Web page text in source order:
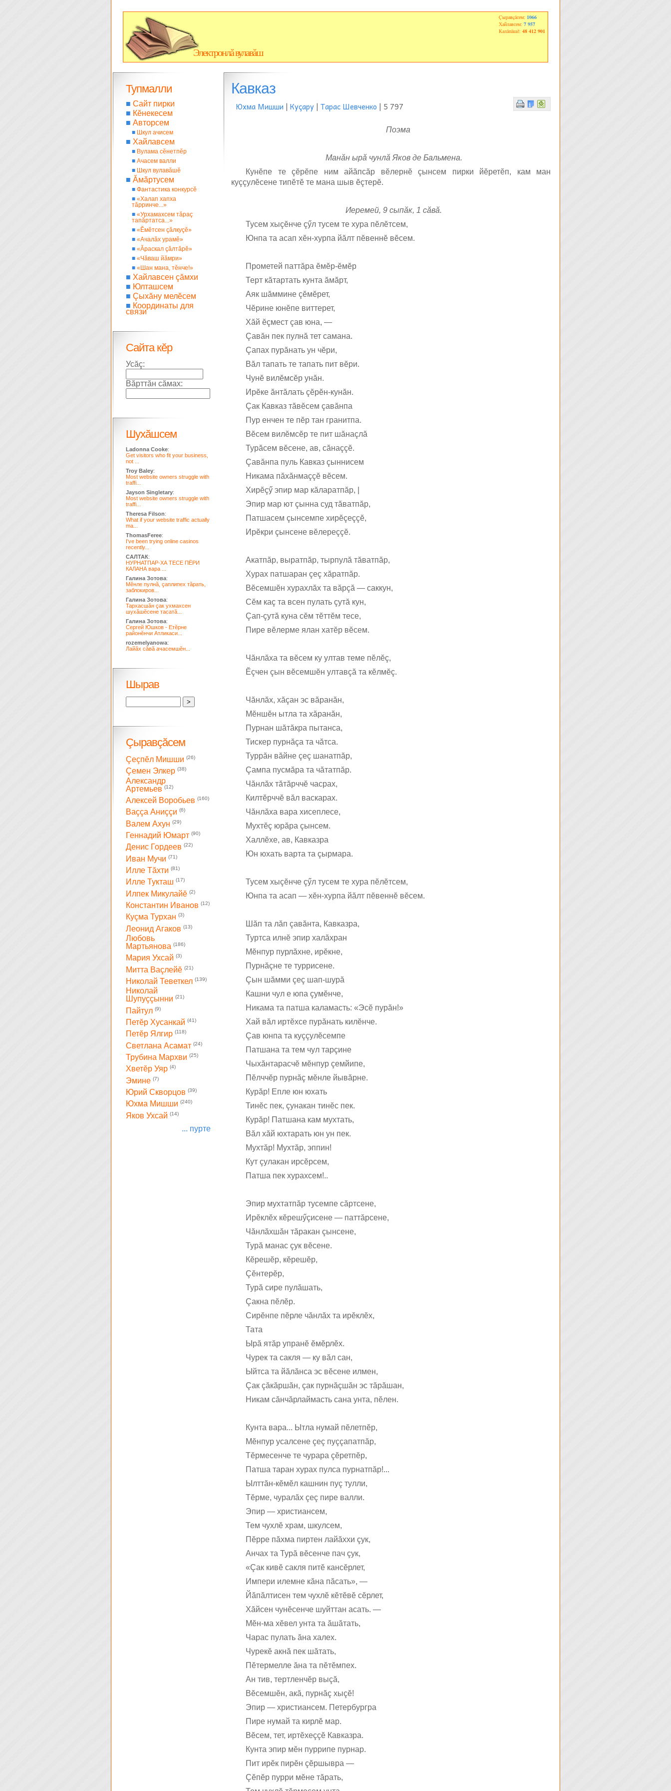
Электронлă вулавăш
Çыравçăсем: 1066
Хайлавсем: 7 957
Калăпăшĕ: 48 412 901
Кавказ
Юхма Мишши | Куçару | Тарас Шевченко | 5 797
Поэма
Манăн ырă чунлă Яков де Бальмена.
Кунĕпе те çĕрĕпе ним айăпсăр вĕлернĕ çынсем пирки йĕретĕп, кам ман
куççулĕсене типĕтĕ те мана шыв ĕçтерĕ.
Иеремей, 9 сыпăк, 1 сăвă.
Тусем хыçĕнче çӳл тусем те хура пĕлĕтсем,
Юнпа та асап хĕн-хурпа йăлт пĕвеннĕ вĕсем.
Прометей паттăра ĕмĕр-ĕмĕр
Терт кăтартать кунта ăмăрт,
Аяк шăммине çĕмĕрет,
Чĕрине юнĕпе виттерет,
Хăй ĕçмест çав юна, —
Çавăн пек пулнă тет самана.
Çапах пурăнать ун чĕри,
Вăл тапать те тапать пит вĕри.
Чунĕ вилĕмсĕр унăн.
Ирĕке ăнтăлать çĕрĕн-кунăн.
Çак Кавказ тăвĕсем çавăнпа
Пур енчен те пĕр тан гранитпа.
Вĕсем вилĕмсĕр те пит шăнаçлă
Турăсем вĕсене, ав, сăнаççĕ.
Çавăнпа пуль Кавказ çыннисем
Никама пăхăнмаççĕ вĕсем.
Хирĕçӳ эпир мар кăларатпăр, |
Эпир мар ют çынна суд тăватпăр,
Патшасем çынсемпе хирĕçеççĕ,
Ирĕкри çынсене вĕлереççĕ.
Акатпăр, выратпăр, тырпулă тăватпăр,
Хурах патшаран çеç хăратпăр.
Вĕсемшĕн хурахлăх та вăрçă — саккун,
Сĕм каç та всен пулать çутă кун,
Çап-çутă куна сĕм тĕттĕм тесе,
Пире вĕлерме ялан хатĕр вĕсем.
Чăнлăха та вĕсем ку ултав теме пĕлĕç,
Ĕçчен çын вĕсемшĕн ултавçă та кĕлмĕç.
Чăнлăх, хăçан эс вăранăн,
Мĕншĕн ытла та хăранăн,
Пурнан шăтăкра пытанса,
Тискер пурнăçа та чăтса.
Туррăн вăйне çеç шанатпăр,
Çампа пусмăра та чăтатпăр.
Чăнлăх тăтăрччĕ часрах,
Килтĕрччĕ вăл васкарах.
Чăнлăха вара хисеплесе,
Мухтĕç юрăра çынсем.
Халлĕхе, ав, Кавказра
Юн юхать варта та çырмара.
Тусем хыçĕнче çӳл тусем те хура пĕлĕтсем,
Юнпа та асап — хĕн-хурпа йăлт пĕвеннĕ вĕсем.
Шăп та лăп çавăнта, Кавказра,
Туртса илнĕ эпир халăхран
Мĕнпур пурлăхне, ирĕкне,
Пурнăçне те туррисене.
Çын шăмми çеç шап-шурă
Кашни чул е юпа çумĕнче,
Никама та патша каламасть: «Эсĕ пурăн!»
Хай вăл иртĕхсе пурăнать килĕнче.
Çав юнпа та куççулĕсемпе
Патшана та тем чул тарçине
Чыхăнтарасчĕ мĕнпур çемйипе,
Пĕлччĕр пурнăç мĕнле йывăрне.
Курăр! Епле юн юхать
Тинĕс пек, çунакан тинĕс пек.
Курăр! Патшана кам мухтать,
Вăл хăй юхтарать юн ун пек.
Мухтăр! Мухтăр, эппин!
Кут çулакан ирсĕрсем,
Патша пек хурахсем!..
Эпир мухтатпăр тусемпе сăртсене,
Ирĕклĕх кĕрешӳçисене — паттăрсене,
Чăнлăхшăн тăракан çынсене,
Турă манас çук вĕсене.
Кĕрешĕр, кĕрешĕр,
Çĕнтерĕр,
Турă сире пулăшать,
Çакна пĕлĕр.
Сирĕнпе пĕрле чăнлăх та ирĕклĕх,
Тата
Ырă ятăр упранĕ ĕмĕрлĕх.
Чурек та сакля — ку вăл сан,
Ыйтса та йăлăнса эс вĕсене илмен,
Çак çăкăршăн, çак пурнăçшăн эс тăрăшан,
Никам сăнчăрлаймасть сана унта, пĕлен.
Кунта вара... Ытла нумай пĕлетпĕр,
Мĕнпур усалсене çеç пуççапатпăр,
Тĕрмесенче те чурара çĕретпĕр,
Патша таран хурах пулса пурнатпăр!...
Ылттăн-кĕмĕл кашнин пуç тулли,
Тĕрме, чуралăх çеç пире валли.
Эпир — христиансем,
Тем чухлĕ храм, шкулсем,
Пĕрре пăхма пиртен лайăххи çук,
Анчах та Турă вĕсенче пач çук,
«Çак кивĕ сакля питĕ кансĕрлет,
Импери илемне кăна пăсать», —
Йăпăлтисен тем чухлĕ кĕтĕвĕ сĕрлет,
Хăйсен чунĕсенче шуйттан асать. —
Мĕн-ма хĕвел унта та ăшăтать,
Чарас пулать ăна халех.
Чурекĕ акнă пек шăтать,
Пĕтермелле ăна та пĕтĕмпех.
Ан тив, тертленчĕр выçă,
Вĕсемшĕн, акă, пурнăç хыçĕ!
Эпир — христиансем. Петербургра
Пире нумай та кирлĕ мар.
Вĕсем, тет, иртĕхеççĕ Кавказра.
Кунта эпир мĕн пуррипе пурнар.
Пит ирĕк пирĕн çĕршывра —
Çĕпĕр пурри мĕне тăрать,
Тупмалли
■ Сайт пирки
■ Кĕнекесем
■ Авторсем
■ Шкул ачисем
■ Хайлавсем
■ Вулама сĕнетпĕр
■ Ачасем валли
■ Шкул вулавăшĕ
■ Ăмăртусем
■ Фантастика конкурсĕ
■ «Халап хапха
тăрринче...»
■ «Урхамахсем тăраç
тапăртатса...»
■ «Ĕмĕтсен çăлкуçĕ»
■ «Ачалăх урамĕ»
■ «Ăраскал çăлтăрĕ»
■ «Чăваш йăмри»
■ «Шан мана, тĕнче!»
■ Хайлавсен çăмхи
■ Юлташсем
■ Çыхăну мелĕсем
■ Координаты для
связи
Сайта кĕр
Усăç:
Вăрттăн сăмах:
Шухăшсем
Ladonna Cooke:
Get visitors who fit your business,
not ...
Troy Baley:
Most website owners struggle with
traffi...
Jayson Singletary:
Most website owners struggle with
traffi...
Theresa Filson:
What if your website traffic actually
ma...
ThomasFeree:
I've been trying online casinos
recently...
САЛТАК:
НУРНАТПАР-ХА ТЕСЕ ПЁРИ
КАЛАНА вара ...
Галина Зотова:
Мĕнле пулнă, çаплипех тăрать,
заблокиров...
Галина Зотова:
Тархасшăн çак ухмахсен
шухăшĕсене тасатă...
Галина Зотова:
Сергей Юшков - Етĕрне
районĕнчи Атликаси...
rozemelyanowa:
Лайăх сăвă ачасемшĕн...
Шырав
Çыравçăсем
Çеçпĕл Мишши (26)
Çемен Элкер (38)
Александр
Артемьев (12)
Алексей Воробьев (160)
Ваççа Аниççи (6)
Валем Ахун (29)
Геннадий Юмарт (90)
Денис Гордеев (22)
Иван Мучи (71)
Илле Тăхти (81)
Илле Тукташ (17)
Илпек Микулайĕ (2)
Константин Иванов (12)
Куçма Турхан (3)
Леонид Агаков (13)
Любовь
Мартьянова (186)
Мария Ухсай (3)
Митта Ваçлейĕ (21)
Николай Теветкел (139)
Николай
Шупуççынни (21)
Пайтул (9)
Петĕр Хусанкай (41)
Петĕр Ялгир (118)
Светлана Асамат (24)
Трубина Мархви (25)
Хветĕр Уяр (4)
Эмине (7)
Юрий Скворцов (39)
Юхма Мишши (240)
Яков Ухсай (14)
... пурте